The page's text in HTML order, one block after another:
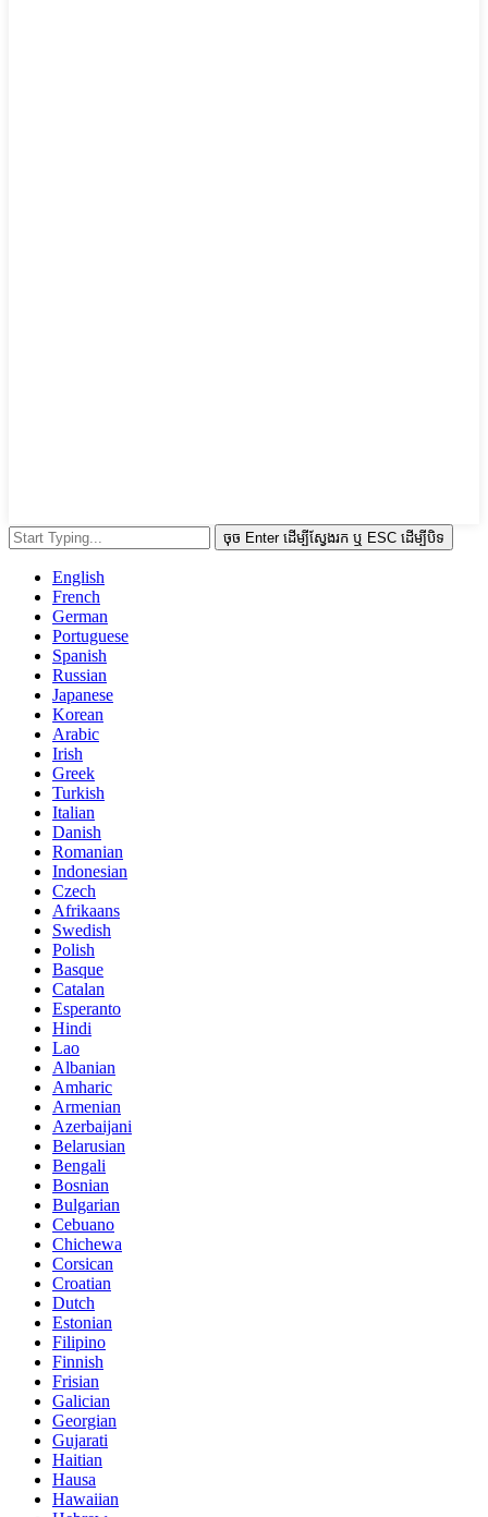
ចុច Enter ដើម្បីស្វែងរក ឬ ESC ដើម្បីបិទ
English
French
German
Portuguese
Spanish
Russian
Japanese
Korean
Arabic
Irish
Greek
Turkish
Italian
Danish
Romanian
Indonesian
Czech
Afrikaans
Swedish
Polish
Basque
Catalan
Esperanto
Hindi
Lao
Albanian
Amharic
Armenian
Azerbaijani
Belarusian
Bengali
Bosnian
Bulgarian
Cebuano
Chichewa
Corsican
Croatian
Dutch
Estonian
Filipino
Finnish
Frisian
Galician
Georgian
Gujarati
Haitian
Hausa
Hawaiian